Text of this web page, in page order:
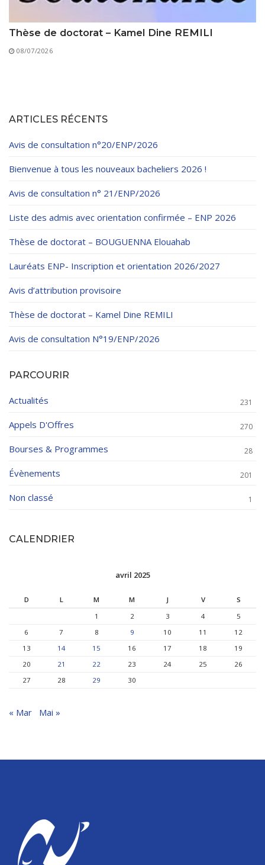
Thèse de doctorat – Kamel Dine REMILI
08/07/2026
ARTICLES RÉCENTS
Avis de consultation n°20/ENP/2026
Bienvenue à tous les nouveaux bacheliers 2026 !
Avis de consultation n° 21/ENP/2026
Liste des admis avec orientation confirmée – ENP 2026
Thèse de doctorat – BOUGUENNA Elouahab
Lauréats ENP- Inscription et orientation 2026/2027
Avis d’attribution provisoire
Thèse de doctorat – Kamel Dine REMILI
Avis de consultation N°19/ENP/2026
PARCOURIR
Actualités 231
Appels D'Offres 270
Bourses & Programmes 28
Évènements 201
Non classé 1
CALENDRIER
avril 2025
D L M M J V
S
1
2 3 4
5
6
7 8 9 10 11
12
13
14 15 16 17 18
19
20
21 22 23 24 25
26
27
28 29 30
« Mar Mai »